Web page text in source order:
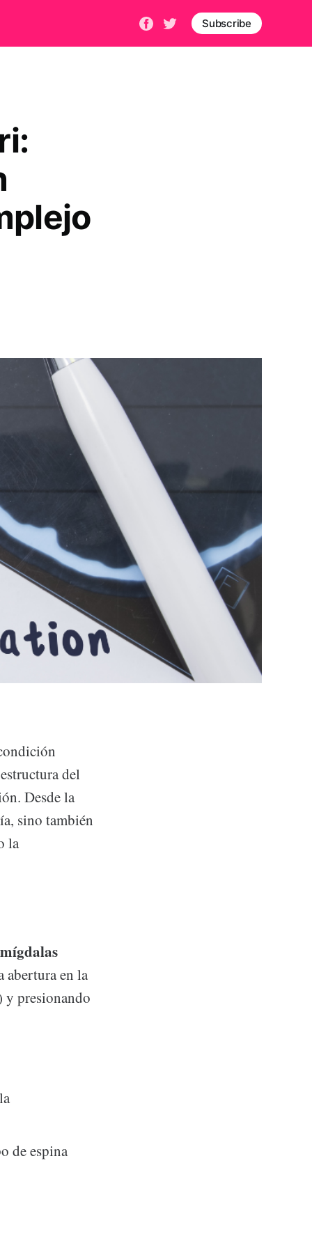
Subscribe
del
Desde la
sino también
la
abertura en la
y presionando
de espina